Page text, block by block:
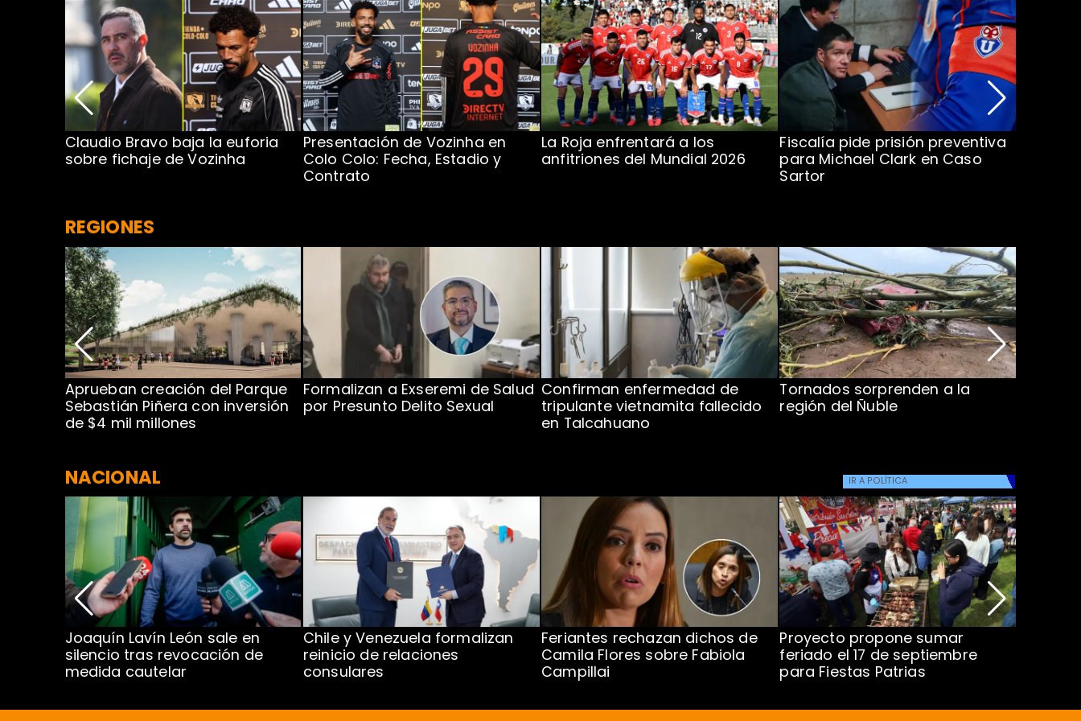
Claudio Bravo baja la euforia
sobre fichaje de Vozinha
Presentación de Vozinha en
Colo Colo: Fecha, Estadio y
Contrato
La Roja enfrentará a los
anfitriones del Mundial 2026
Fiscalía pide prisión preventiva
para Michael Clark en Caso
Sartor
REGIONES
Aprueban creación del Parque
Sebastián Piñera con inversión
de $4 mil millones
Formalizan a Exseremi de Salud
por Presunto Delito Sexual
Confirman enfermedad de
tripulante vietnamita fallecido
en Talcahuano
Tornados sorprenden a la
región del Ñuble
NACIONAL IR A POLÍTICA
Joaquín Lavín León sale en
silencio tras revocación de
medida cautelar
Chile y Venezuela formalizan
reinicio de relaciones
consulares
Feriantes rechazan dichos de
Camila Flores sobre Fabiola
Campillai
Proyecto propone sumar
feriado el 17 de septiembre
para Fiestas Patrias